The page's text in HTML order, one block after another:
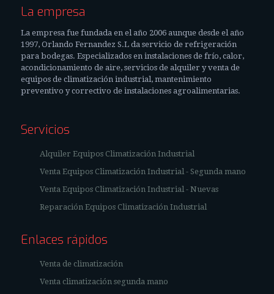
La empresa
La empresa fue fundada en el año 2006 aunque desde el año
1997, Orlando Fernandez S.L da servicio de refrigeración
para bodegas. Especializados en instalaciones de frío, calor,
acondicionamiento de aire, servicios de alquiler y venta de
equipos de climatización industrial, mantenimiento
preventivo y correctivo de instalaciones agroalimentarias.
Servicios
Alquiler Equipos Climatización Industrial
Venta Equipos Climatización Industrial - Segunda mano
Venta Equipos Climatización Industrial - Nuevas
Reparación Equipos Climatización Industrial
Enlaces rápidos
Venta de climatización
Venta climatización segunda mano